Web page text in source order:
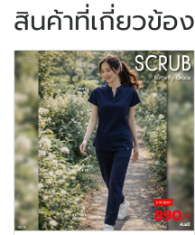
สินค้าที่เกี่ยวข้อง